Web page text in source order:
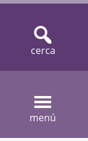
cerca
menú